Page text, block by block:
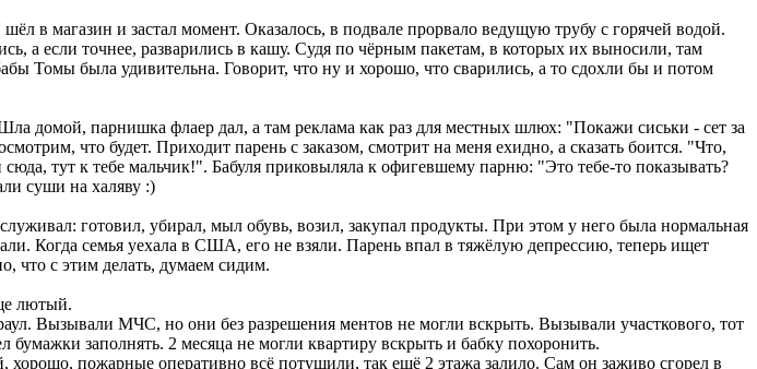
в магазин и застал момент. Оказалось, в подвале прорвало ведущую трубу с горячей водой.
а если точнее, разварились в кашу. Судя по чёрным пакетам, в которых их выносили, там
Томы была удивительна. Говорит, что ну и хорошо, что сварились, а то сдохли бы и потом
домой, парнишка флаер дал, а там реклама как раз для местных шлюх: "Покажи сиськи - сет за
что будет. Приходит парень с заказом, смотрит на меня ехидно, а сказать боится. "Что,
тут к тебе мальчик!". Бабуля приковыляла к офигевшему парню: "Это тебе-то показывать?
суши на халяву :)
готовил, убирал, мыл обувь, возил, закупал продукты. При этом у него была нормальная
Когда семья уехала в США, его не взяли. Парень впал в тяжёлую депрессию, теперь ищет
что с этим делать, думаем сидим.
лютый.
Вызывали МЧС, но они без разрешения ментов не могли вскрыть. Вызывали участкового, тот
заполнять. 2 месяца не могли квартиру вскрыть и бабку похоронить.
пожарные оперативно всё потушили, так ещё 2 этажа залило. Сам он заживо сгорел в